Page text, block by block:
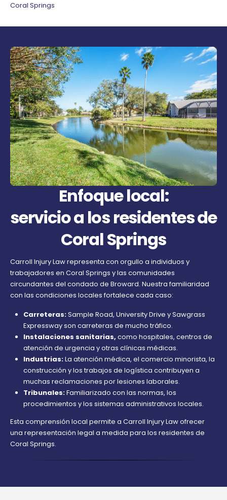
Coral Springs
Enfoque local:
servicio a los residentes de
Coral Springs
Carroll Injury Law representa con orgullo a individuos y
trabajadores en Coral Springs y las comunidades
circundantes del condado de Broward. Nuestra familiaridad
con las condiciones locales fortalece cada caso:
Carreteras:Sample Road, University Drive y Sawgrass
Expressway son carreteras de mucho tráfico.
Instalaciones sanitarias, como hospitales, centros de
atención de urgencia y otras clínicas médicas.
Industrias:La atención médica, el comercio minorista, la
construcción y los trabajos de logística contribuyen a
muchas reclamaciones por lesiones laborales.
Tribunales:Familiarizado con las normas, los
procedimientos y los sistemas administrativos locales.
Esta comprensión local permite a Carroll Injury Law ofrecer
una representación legal a medida para los residentes de
Coral Springs.